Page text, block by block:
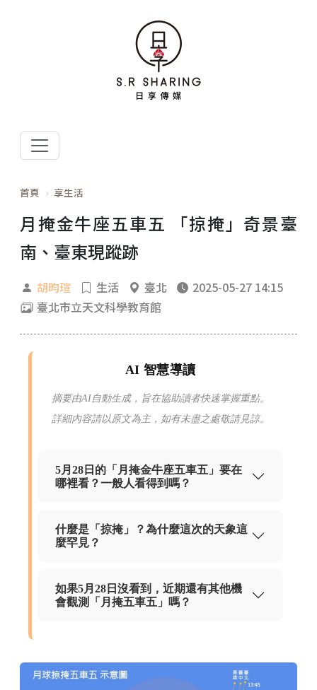
首頁 享生活
月掩金牛座五車五 「掠掩」奇景臺
南、臺東現蹤跡
胡昀瑄 生活 臺北
2025-05-27 14:15
臺北市立天文科學教育館
AI 智慧導讀
摘要由AI自動生成，旨在協助讀者快速掌握重點。
詳細內容請以原文為主，如有未盡之處敬請見諒。
5月28日的「月掩金牛座五車五」要在
哪裡看？一般人看得到嗎？
什麼是「掠掩」？為什麼這次的天象這
麼罕見？
如果5月28日沒看到，近期還有其他機
會觀測「月掩五車五」嗎？